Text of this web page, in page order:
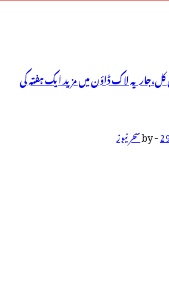
کل،جاریہ لاک ڈاؤن میں مزید ایک ہفتہ کی
-
byسحر نیوز